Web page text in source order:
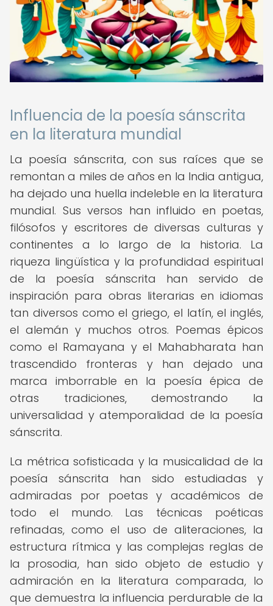
Influencia de la poesía sánscrita
en la literatura mundial
La poesía sánscrita, con sus raíces que se
remontan a miles de años en la India antigua,
ha dejado una huella indeleble en la literatura
mundial. Sus versos han influido en poetas,
filósofos y escritores de diversas culturas y
continentes a lo largo de la historia. La
riqueza lingüística y la profundidad espiritual
de la poesía sánscrita han servido de
inspiración para obras literarias en idiomas
tan diversos como el griego, el latín, el inglés,
el alemán y muchos otros. Poemas épicos
como el Ramayana y el Mahabharata han
trascendido fronteras y han dejado una
marca imborrable en la poesía épica de
otras tradiciones, demostrando la
universalidad y atemporalidad de la poesía
sánscrita.
La métrica sofisticada y la musicalidad de la
poesía sánscrita han sido estudiadas y
admiradas por poetas y académicos de
todo el mundo. Las técnicas poéticas
refinadas, como el uso de aliteraciones, la
estructura rítmica y las complejas reglas de
la prosodia, han sido objeto de estudio y
admiración en la literatura comparada, lo
que demuestra la influencia perdurable de la